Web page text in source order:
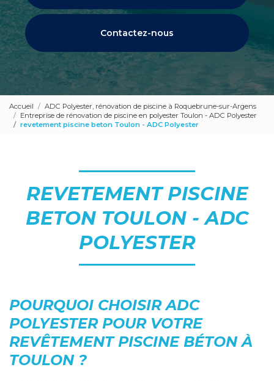
Contactez-nous
Accueil
ADC Polyester, rénovation de piscine à Roquebrune-sur-Argens
Entreprise de rénovation de piscine en polyester Toulon - ADC Polyester
revetement piscine beton Toulon - ADC Polyester
REVETEMENT PISCINE
BETON TOULON - ADC
POLYESTER
POURQUOI CHOISIR ADC
POLYESTER POUR VOTRE
REVÊTEMENT PISCINE BÉTON À
TOULON ?